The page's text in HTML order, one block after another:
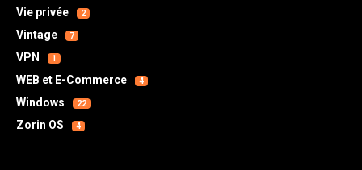
Vie privée 2
Vintage 7
VPN 1
WEB et E-Commerce 4
Windows 22
Zorin OS 4